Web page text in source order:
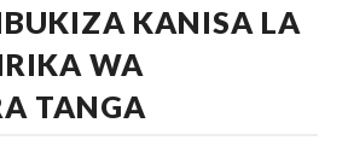
KANISA LA
WA
TANGA